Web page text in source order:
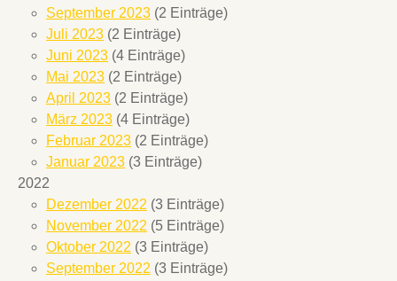
September 2023 (2 Einträge)
Juli 2023 (2 Einträge)
Juni 2023 (4 Einträge)
Mai 2023 (2 Einträge)
April 2023 (2 Einträge)
März 2023 (4 Einträge)
Februar 2023 (2 Einträge)
Januar 2023 (3 Einträge)
2022
Dezember 2022 (3 Einträge)
November 2022 (5 Einträge)
Oktober 2022 (3 Einträge)
September 2022 (3 Einträge)